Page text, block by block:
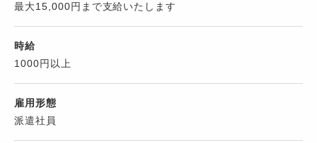
最大15,000円まで支給いたします
時給
1000円以上
雇用形態
派遣社員